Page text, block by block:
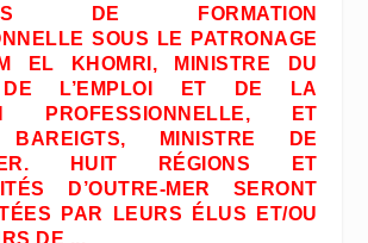
DE FORMATION
SOUS LE PATRONAGE
EL KHOMRI, MINISTRE DU
DE L’EMPLOI ET DE LA
PROFESSIONNELLE, ET
BAREIGTS, MINISTRE DE
MER. HUIT RÉGIONS ET
D’OUTRE-MER SERONT
PAR LEURS ÉLUS ET/OU
DE ...